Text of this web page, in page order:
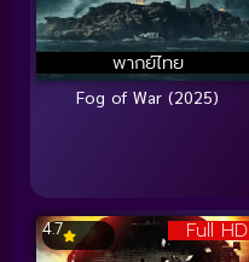
พากย์ไทย
Fog of War (2025)
Full HD
4.7